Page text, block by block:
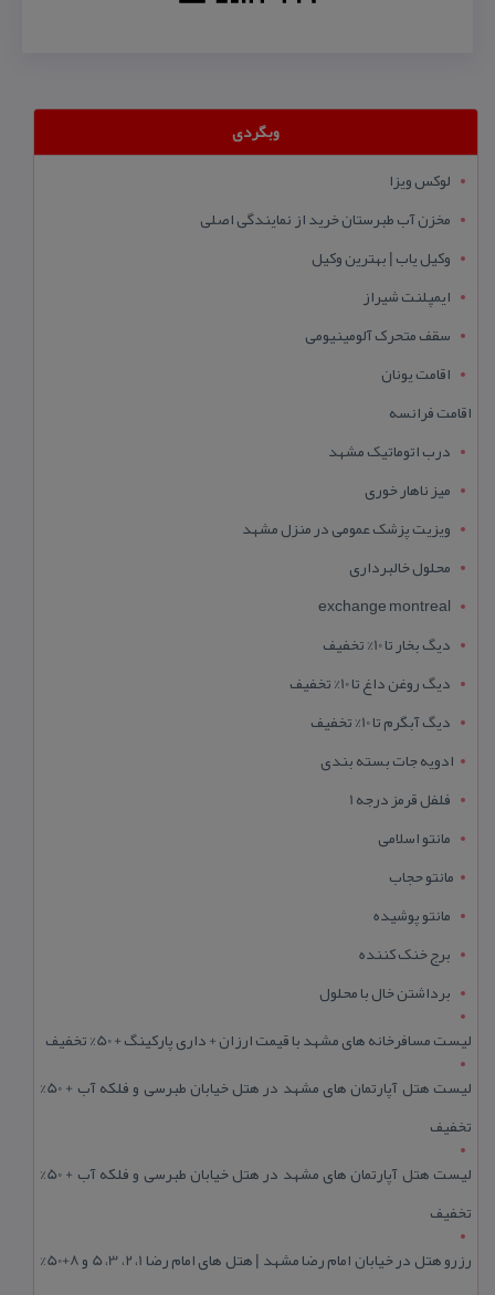
وبگردی
لوکس ویزا
مخزن آب طبرستان خرید از نمایندگی اصلی
وکیل یاب | بهترین وکیل
ایمپلنت شیراز
سقف متحرک آلومینیومی
اقامت یونان
اقامت فرانسه
درب اتوماتیک مشهد
میز ناهار خوری
ویزیت پزشک عمومی در منزل مشهد
محلول خالبرداری
exchange montreal
دیگ بخار تا 10% تخفیف
دیگ روغن داغ تا 10% تخفیف
دیگ آبگرم تا 10% تخفیف
ادویه جات بسته بندی
فلفل قرمز درجه 1
مانتو اسلامی
مانتو حجاب
مانتو پوشیده
برج خنک کننده
برداشتن خال با محلول
لیست مسافرخانه های مشهد با قیمت ارزان + داری پارکینگ + 50% تخفیف
لیست هتل آپارتمان های مشهد در هتل خیابان طبرسی و فلکه آب + 50%
تخفیف
لیست هتل آپارتمان های مشهد در هتل خیابان طبرسی و فلکه آب + 50%
تخفیف
رزرو هتل در خیابان امام رضا مشهد | هتل‌ های امام رضا 1، 2، 3، 5 و 8+50%